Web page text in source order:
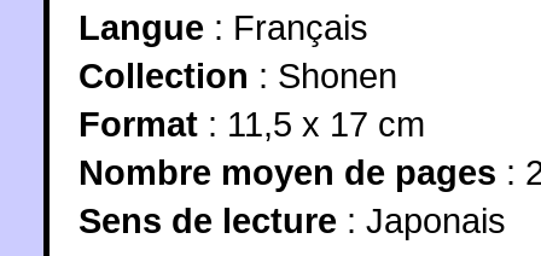
Langue : Français
Collection : Shonen
Format : 11,5 x 17 cm
Nombre moyen de pages :
Sens de lecture : Japonais